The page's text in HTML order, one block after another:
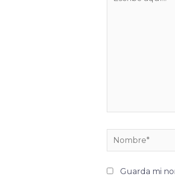
Nombre*
Guarda mi